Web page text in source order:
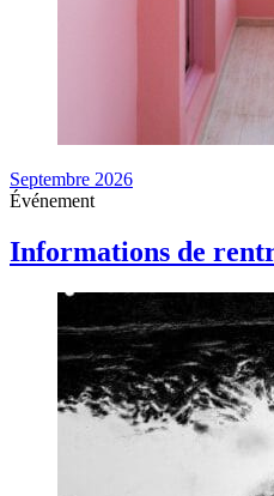
Septembre 2026
Événement
Informations de